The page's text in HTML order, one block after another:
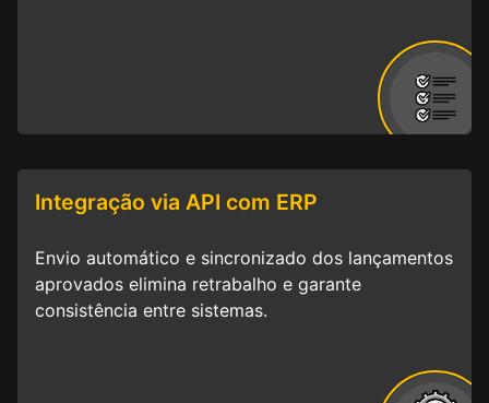
Integração via API com ERP
Envio automático e sincronizado dos lançamentos
aprovados elimina retrabalho e garante
consistência entre sistemas.